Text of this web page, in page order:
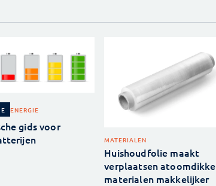
ENERGIE
gids voor
MATERIALEN
Huishoudfolie maakt
verplaatsen atoomdikke
materialen makkelijker